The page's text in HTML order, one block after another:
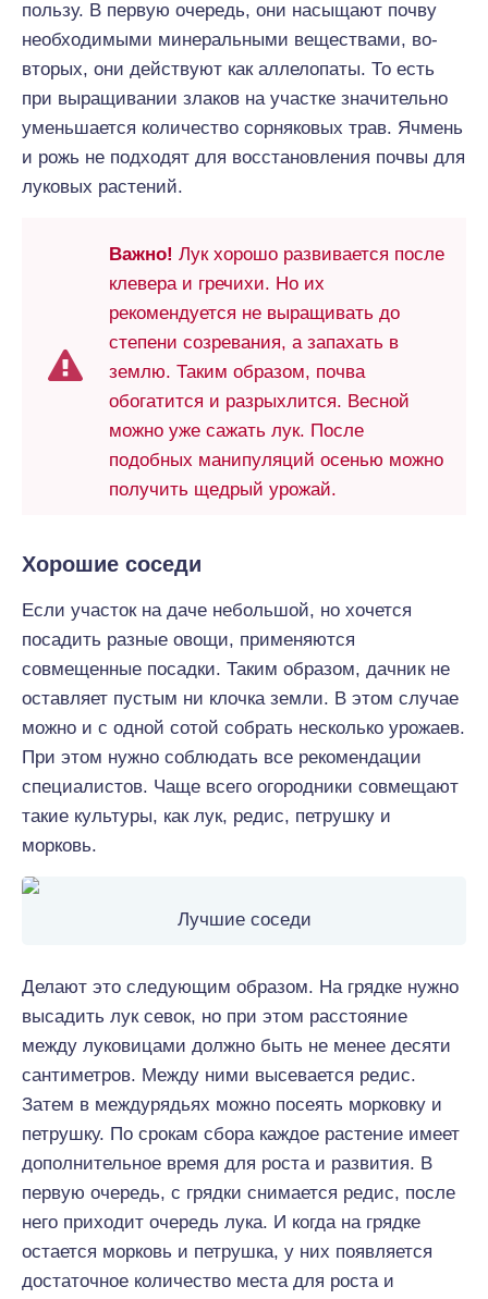
пользу. В первую очередь, они насыщают почву
необходимыми минеральными веществами, во-
вторых, они действуют как аллелопаты. То есть
при выращивании злаков на участке значительно
уменьшается количество сорняковых трав. Ячмень
и рожь не подходят для восстановления почвы для
луковых растений.
Важно! Лук хорошо развивается после
клевера и гречихи. Но их
рекомендуется не выращивать до
степени созревания, а запахать в
землю. Таким образом, почва
обогатится и разрыхлится. Весной
можно уже сажать лук. После
подобных манипуляций осенью можно
получить щедрый урожай.
Хорошие соседи
Если участок на даче небольшой, но хочется
посадить разные овощи, применяются
совмещенные посадки. Таким образом, дачник не
оставляет пустым ни клочка земли. В этом случае
можно и с одной сотой собрать несколько урожаев.
При этом нужно соблюдать все рекомендации
специалистов. Чаще всего огородники совмещают
такие культуры, как лук, редис, петрушку и
морковь.
Лучшие соседи
Делают это следующим образом. На грядке нужно
высадить лук севок, но при этом расстояние
между луковицами должно быть не менее десяти
сантиметров. Между ними высевается редис.
Затем в междурядьях можно посеять морковку и
петрушку. По срокам сбора каждое растение имеет
дополнительное время для роста и развития. В
первую очередь, с грядки снимается редис, после
него приходит очередь лука. И когда на грядке
остается морковь и петрушка, у них появляется
достаточное количество места для роста и